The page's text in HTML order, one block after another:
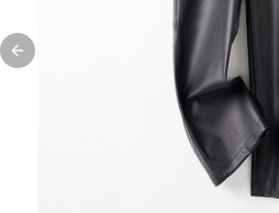
Previous slide